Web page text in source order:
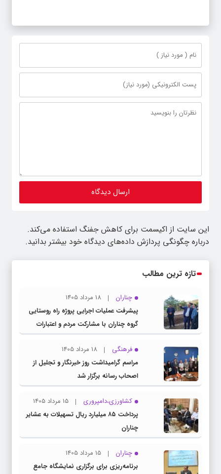
این سایت از اکیسمت برای کاهش جفنگ استفاده می‌کند.
درباره چگونگی پردازش داده‌های دیدگاه خود بیشتر بدانید.
تازه ترین مطالب
چناران
18 مرداد 1405
پیشرفت عملیات اجرایی پروژه راه روستایی
گروه چناران با مشارکت مردم و اعتبارات
دولتی
فرهنگی
18 مرداد 1405
مراسم گرامیداشت روز خبرنگار و تجلیل از
اصحاب رسانه برگزار شد
کشاورزی،دامپروری
15 مرداد 1405
پرداخت ۸۵ میلیارد ریال تسهیلات به عشایر
چناران
چناران
15 مرداد 1405
برنامه‌ریزی برای برگزاری نمایشگاه جامع